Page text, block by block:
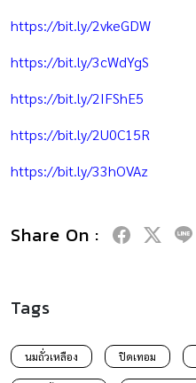
https://bit.ly/2vkeGDW
https://bit.ly/3cWdYgS
https://bit.ly/2IFShE5
https://bit.ly/2U0C15R
https://bit.ly/33hOVAz
Share On :
Tags
นมถั่วเหลือง ปิดเทอม